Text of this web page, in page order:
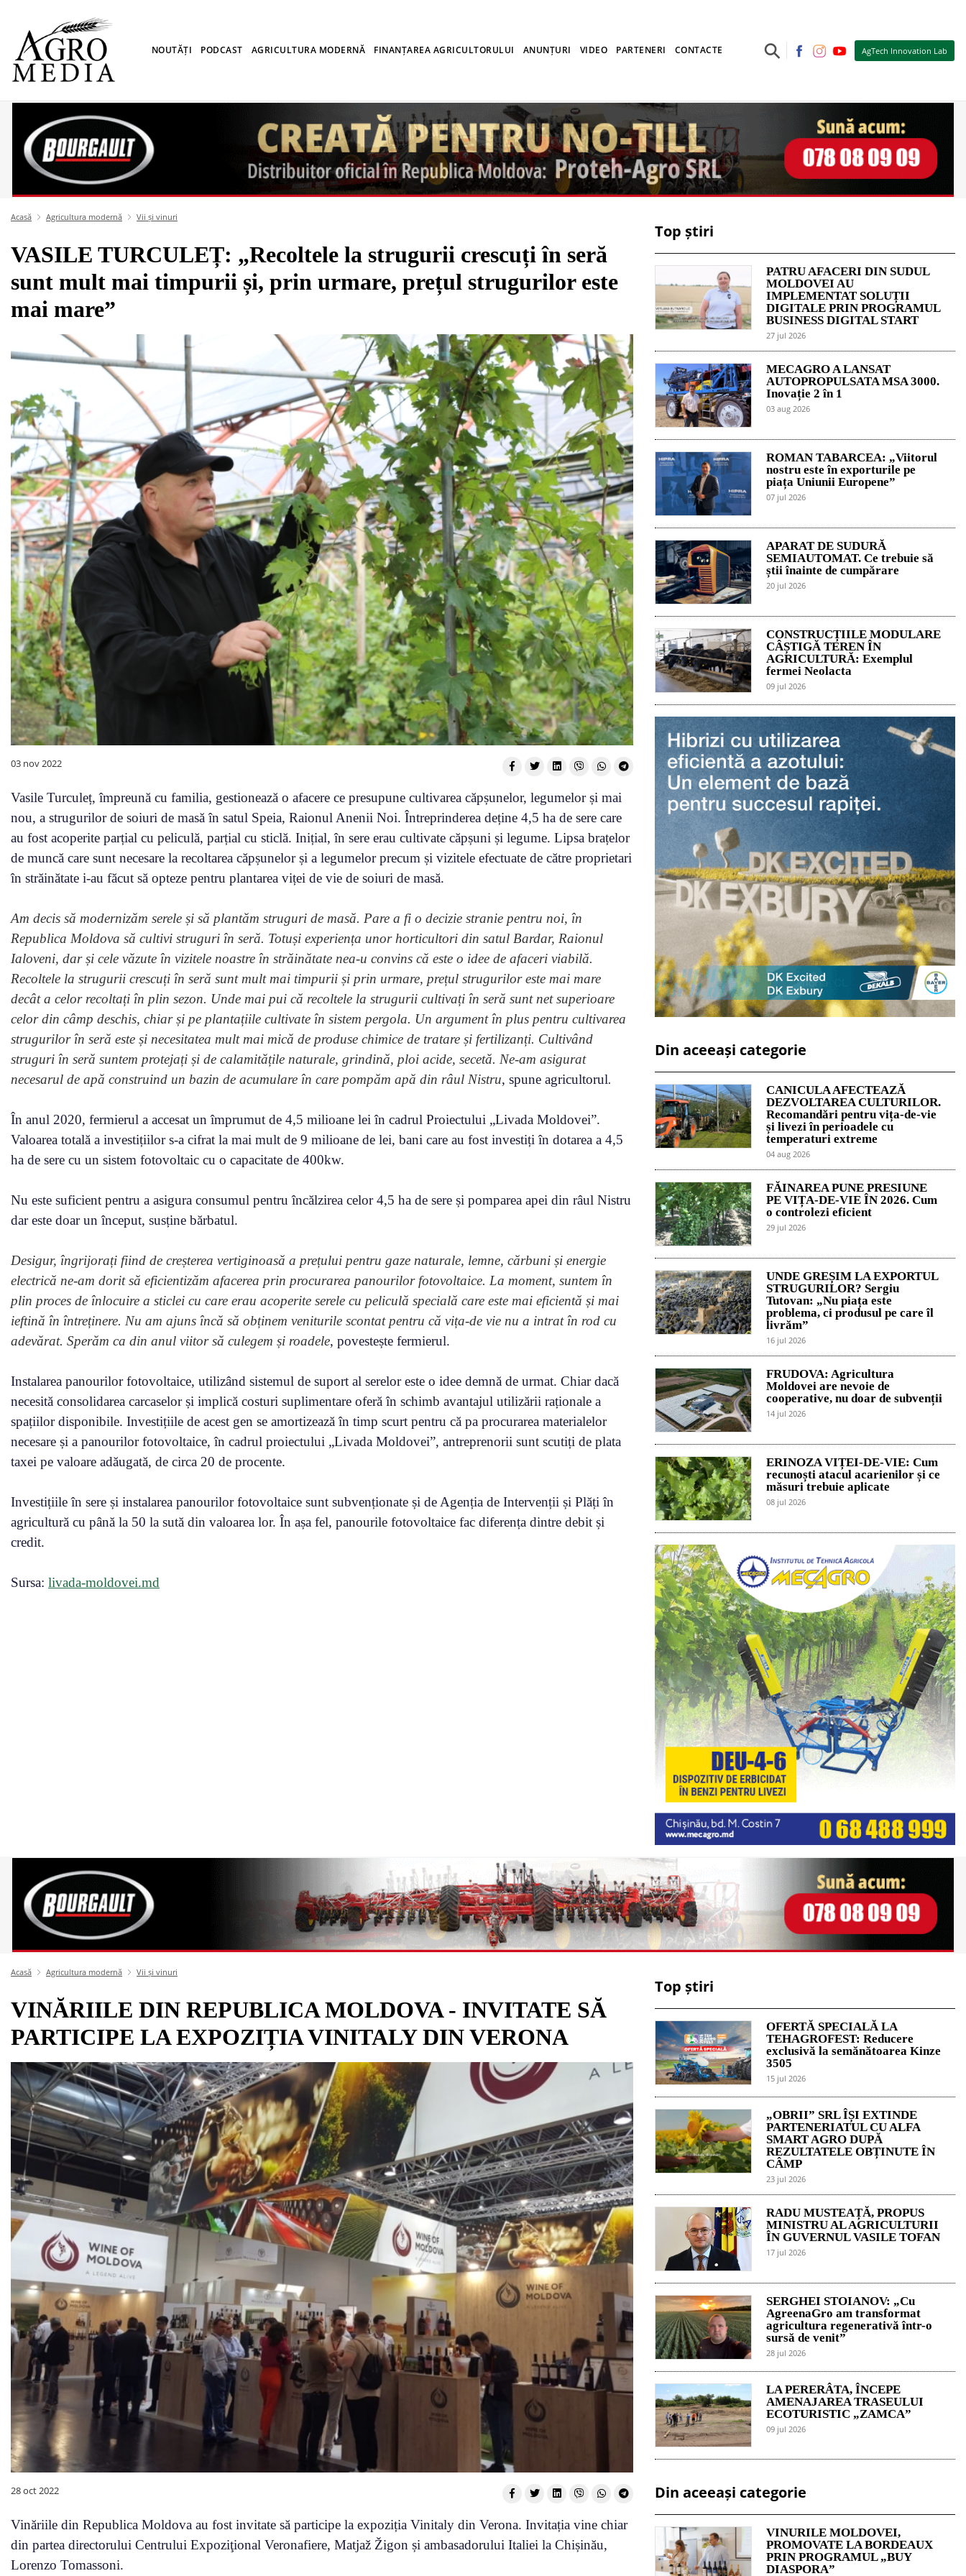
NOUTĂȚI PODCAST AGRICULTURA MODERNĂ FINANȚAREA AGRICULTORULUI ANUNȚURI VIDEO PARTENERI CONTACTE ⚲ AgTech Innovation Lab
Acasă Agricultura modernă Vii și vinuri
VASILE TURCULEȚ: „Recoltele la strugurii crescuți în seră
sunt mult mai timpurii și, prin urmare, prețul strugurilor este
mai mare”
03 nov 2022
Vasile Turculeț, împreună cu familia, gestionează o afacere ce presupune cultivarea căpșunelor, legumelor și mai
nou, a strugurilor de soiuri de masă în satul Speia, Raionul Anenii Noi. Întreprinderea deține 4,5 ha de sere care
au fost acoperite parțial cu peliculă, parțial cu sticlă. Inițial, în sere erau cultivate căpșuni și legume. Lipsa brațelor
de muncă care sunt necesare la recoltarea căpșunelor și a legumelor precum și vizitele efectuate de către proprietari
în străinătate i-au făcut să opteze pentru plantarea viței de vie de soiuri de masă.
Am decis să modernizăm serele și să plantăm struguri de masă. Pare a fi o decizie stranie pentru noi, în
Republica Moldova să cultivi struguri în seră. Totuși experiența unor horticultori din satul Bardar, Raionul
Ialoveni, dar și cele văzute în vizitele noastre în străinătate nea-u convins că este o idee de afaceri viabilă.
Recoltele la strugurii crescuți în seră sunt mult mai timpurii și prin urmare, prețul strugurilor este mai mare
decât a celor recoltați în plin sezon. Unde mai pui că recoltele la strugurii cultivați în seră sunt net superioare
celor din câmp deschis, chiar și pe plantațiile cultivate în sistem pergola. Un argument în plus pentru cultivarea
strugurilor în seră este și necesitatea mult mai mică de produse chimice de tratare și fertilizanți. Cultivând
struguri în seră suntem protejați și de calamitățile naturale, grindină, ploi acide, secetă. Ne-am asigurat
necesarul de apă construind un bazin de acumulare în care pompăm apă din râul Nistru, spune agricultorul.
În anul 2020, fermierul a accesat un împrumut de 4,5 milioane lei în cadrul Proiectului „Livada Moldovei”.
Valoarea totală a investițiilor s-a cifrat la mai mult de 9 milioane de lei, bani care au fost investiți în dotarea a 4,5
ha de sere cu un sistem fotovoltaic cu o capacitate de 400kw.
Nu este suficient pentru a asigura consumul pentru încălzirea celor 4,5 ha de sere și pomparea apei din râul Nistru
dar este doar un început, susține bărbatul.
Desigur, îngrijorați fiind de creșterea vertiginoasă a prețului pentru gaze naturale, lemne, cărbuni și energie
electrică ne-am dorit să eficientizăm afacerea prin procurarea panourilor fotovoltaice. La moment, suntem în
plin proces de înlocuire a sticlei cu care erau acoperite serele cu peliculă specială care este mai eficientă și mai
ieftină în întreținere. Nu am ajuns încă să obținem veniturile scontat pentru că vița-de vie nu a intrat în rod cu
adevărat. Sperăm ca din anul viitor să culegem și roadele, povestește fermierul.
Instalarea panourilor fotovoltaice, utilizând sistemul de suport al serelor este o idee demnă de urmat. Chiar dacă
necesită consolidarea carcaselor și implică costuri suplimentare oferă în schimb avantajul utilizării raționale a
spațiilor disponibile. Investițiile de acest gen se amortizează în timp scurt pentru că pa procurarea materialelor
necesare și a panourilor fotovoltaice, în cadrul proiectului „Livada Moldovei”, antreprenorii sunt scutiți de plata
taxei pe valoare adăugată, de circa 20 de procente.
Investițiile în sere și instalarea panourilor fotovoltaice sunt subvenționate și de Agenția de Intervenții și Plăți în
agricultură cu până la 50 la sută din valoarea lor. În așa fel, panourile fotovoltaice fac diferența dintre debit și
credit.
Sursa: livada-moldovei.md
Top știri
PATRU AFACERI DIN SUDUL
MOLDOVEI AU
IMPLEMENTAT SOLUȚII
DIGITALE PRIN PROGRAMUL
BUSINESS DIGITAL START
27 jul 2026
MECAGRO A LANSAT
AUTOPROPULSATA MSA 3000.
Inovație 2 în 1
03 aug 2026
ROMAN TABARCEA: „Viitorul
nostru este în exporturile pe
piața Uniunii Europene”
07 jul 2026
APARAT DE SUDURĂ
SEMIAUTOMAT. Ce trebuie să
știi înainte de cumpărare
20 jul 2026
CONSTRUCȚIILE MODULARE
CÂȘTIGĂ TEREN ÎN
AGRICULTURĂ: Exemplul
fermei Neolacta
09 jul 2026
Din aceeași categorie
CANICULA AFECTEAZĂ
DEZVOLTAREA CULTURILOR.
Recomandări pentru vița-de-vie
și livezi în perioadele cu
temperaturi extreme
04 aug 2026
FĂINAREA PUNE PRESIUNE
PE VIȚA-DE-VIE ÎN 2026. Cum
o controlezi eficient
29 jul 2026
UNDE GREȘIM LA EXPORTUL
STRUGURILOR? Sergiu
Tutovan: „Nu piața este
problema, ci produsul pe care îl
livrăm”
16 jul 2026
FRUDOVA: Agricultura
Moldovei are nevoie de
cooperative, nu doar de subvenții
14 jul 2026
ERINOZA VIȚEI-DE-VIE: Cum
recunoști atacul acarienilor și ce
măsuri trebuie aplicate
08 jul 2026
Acasă Agricultura modernă Vii și vinuri
VINĂRIILE DIN REPUBLICA MOLDOVA - INVITATE SĂ
PARTICIPE LA EXPOZIȚIA VINITALY DIN VERONA
28 oct 2022
Vinăriile din Republica Moldova au fost invitate să participe la expoziția Vinitaly din Verona. Invitația vine chiar
din partea directorului Centrului Expoziţional Veronafiere, Matjaž Žigon și ambasadorului Italiei la Chișinău,
Lorenzo Tomassoni.
Top știri
OFERTĂ SPECIALĂ LA
TEHAGROFEST: Reducere
exclusivă la semănătoarea Kinze
3505
15 jul 2026
„OBRII” SRL ÎȘI EXTINDE
PARTENERIATUL CU ALFA
SMART AGRO DUPĂ
REZULTATELE OBȚINUTE ÎN
CÂMP
23 jul 2026
RADU MUSTEAȚĂ, PROPUS
MINISTRU AL AGRICULTURII
ÎN GUVERNUL VASILE TOFAN
17 jul 2026
SERGHEI STOIANOV: „Cu
AgreenaGro am transformat
agricultura regenerativă într-o
sursă de venit”
28 jul 2026
LA PERERÂTA, ÎNCEPE
AMENAJAREA TRASEULUI
ECOTURISTIC „ZAMCA”
09 jul 2026
Din aceeași categorie
VINURILE MOLDOVEI,
PROMOVATE LA BORDEAUX
PRIN PROGRAMUL „BUY
DIASPORA”